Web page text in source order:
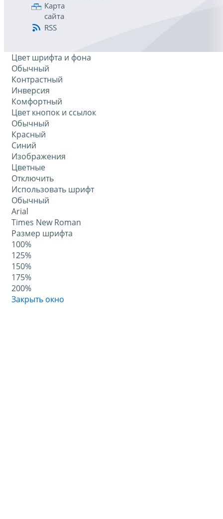
Карта
сайта
RSS
Цвет шрифта и фона
Обычный
Контрастный
Инверсия
Комфортный
Цвет кнопок и ссылок
Обычный
Красный
Синий
Изображения
Цветные
Отключить
Использовать шрифт
Обычный
Arial
Times New Roman
Размер шрифта
100%
125%
150%
175%
200%
Закрыть окно